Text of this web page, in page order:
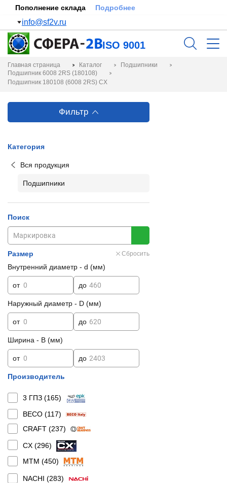
Пополнение склада Подробнее
info@sf2v.ru
ISO 9001
Главная страница Каталог
Подшипники
Подшипник 6008 2RS (180108)
Подшипник 180108 (6008 2RS) CX
Фильтр
Категория
Вся продукция
Подшипники
Поиск
Размер Сбросить
Внутренний диаметр - d (мм)
от до
Наружный диаметр - D (мм)
от до
Ширина - B (мм)
от до
Производитель
3 ГПЗ (165)
BECO (117)
CRAFT (237)
CX (296)
MTM (450)
NACHI (283)